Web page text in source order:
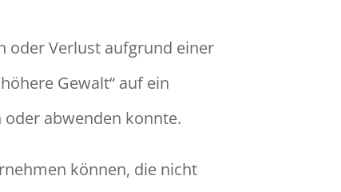
oder Verlust aufgrund einer
Gewalt“ auf ein
abwenden konnte.
können, die nicht